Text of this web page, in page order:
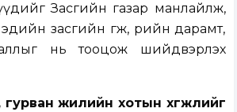
Засгийн газар манлайлж,
засгийн өгөөж, өрийн дарамт,
нь тооцож шийдвэрлэх
жилийн хотын хөгжлийг